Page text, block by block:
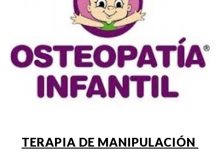
TERAPIA DE MANIPULACIÓN